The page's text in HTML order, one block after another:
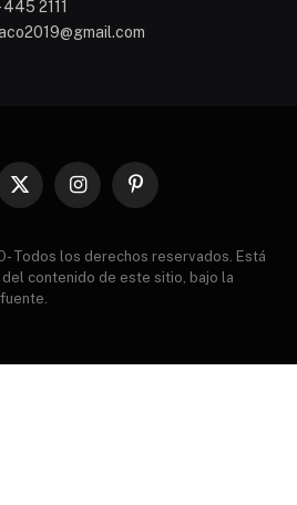
2111
X
InstagramPinterest
Todos los derechos reservados. Está
contenido de este sitio, bajo la